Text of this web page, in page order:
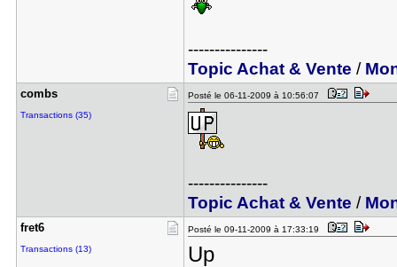
---------------
Topic Achat & Vente /
combs
Transactions (35)
Posté le 06-11-2009 à 10:56:07
---------------
Topic Achat & Vente /
fret6
Transactions (13)
Posté le 09-11-2009 à 17:33:19
Up